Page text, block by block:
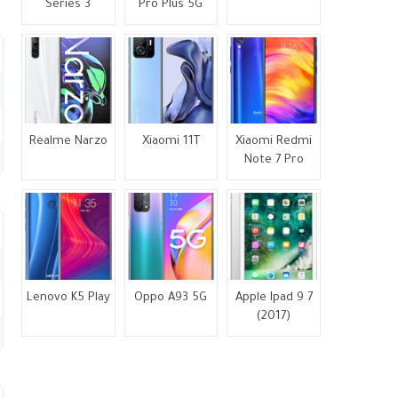
Series 3 Pro Plus 5G
Realme Narzo Xiaomi 11T
Xiaomi Redmi
Note 7 Pro
Lenovo K5 Play Oppo A93 5G
Apple Ipad 9 7
(2017)